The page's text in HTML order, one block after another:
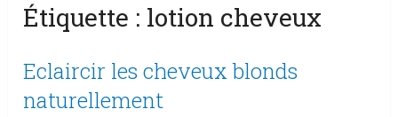
Étiquette : lotion cheveux
Eclaircir les cheveux blonds
naturellement